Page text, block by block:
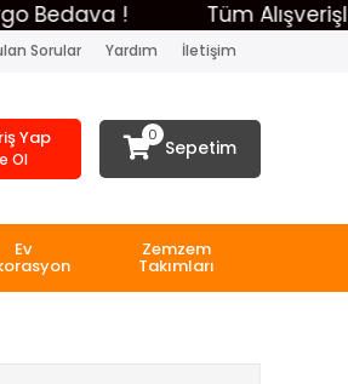
! Tüm
Sorular Yardım İletişim
Yap
Ol
0
Sepetim
Ev Zemzem
Takımları